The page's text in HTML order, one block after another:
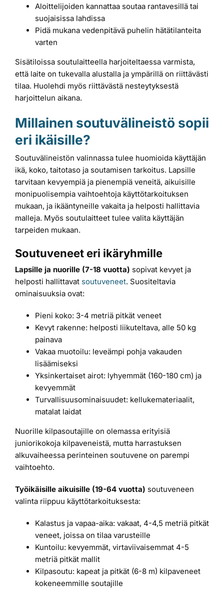
Aloittelijoiden kannattaa soutaa rantavesillä tai
suojaisissa lahdissa
Pidä mukana vedenpitävä puhelin hätätilanteita
varten
Sisätiloissa soutulaitteella harjoiteltaessa varmista,
että laite on tukevalla alustalla ja ympärillä on riittävästi
tilaa. Huolehdi myös riittävästä nesteytyksestä
harjoittelun aikana.
Millainen soutuvälineistö sopii
eri ikäisille?
Soutuvälineistön valinnassa tulee huomioida käyttäjän
ikä, koko, taitotaso ja soutamisen tarkoitus. Lapsille
tarvitaan kevyempiä ja pienempiä veneitä, aikuisille
monipuolisempia vaihtoehtoja käyttötarkoituksen
mukaan, ja ikääntyneille vakaita ja helposti hallittavia
malleja. Myös soutulaitteet tulee valita käyttäjän
tarpeiden mukaan.
Soutuveneet eri ikäryhmille
Lapsille ja nuorille (7-18 vuotta) sopivat kevyet ja
helposti hallittavat soutuveneet. Suositeltavia
ominaisuuksia ovat:
Pieni koko: 3-4 metriä pitkät veneet
Kevyt rakenne: helposti liikuteltava, alle 50 kg
painava
Vakaa muotoilu: leveämpi pohja vakauden
lisäämiseksi
Yksinkertaiset airot: lyhyemmät (160-180 cm) ja
kevyemmät
Turvallisuusominaisuudet: kellukemateriaalit,
matalat laidat
Nuorille kilpasoutajille on olemassa erityisiä
juniorikokoja kilpaveneistä, mutta harrastuksen
alkuvaiheessa perinteinen soutuvene on parempi
vaihtoehto.
Työikäisille aikuisille (19-64 vuotta) soutuveneen
valinta riippuu käyttötarkoituksesta:
Kalastus ja vapaa-aika: vakaat, 4-4,5 metriä pitkät
veneet, joissa on tilaa varusteille
Kuntoilu: kevyemmät, virtaviivaisemmat 4-5
metriä pitkät mallit
Kilpasoutu: kapeat ja pitkät (6-8 m) kilpaveneet
kokeneemmille soutajille